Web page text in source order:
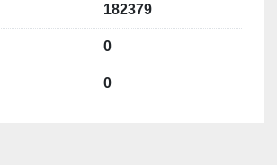
182379
0
0